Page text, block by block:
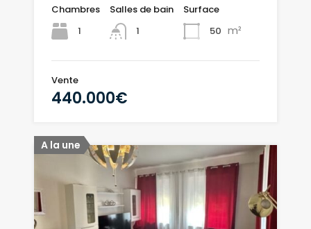
Chambres
1
Salles de bain
1
Surface
50 m²
Vente
440.000€
A la une